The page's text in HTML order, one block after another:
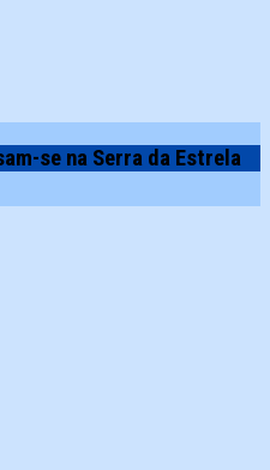
se na Serra da Estrela